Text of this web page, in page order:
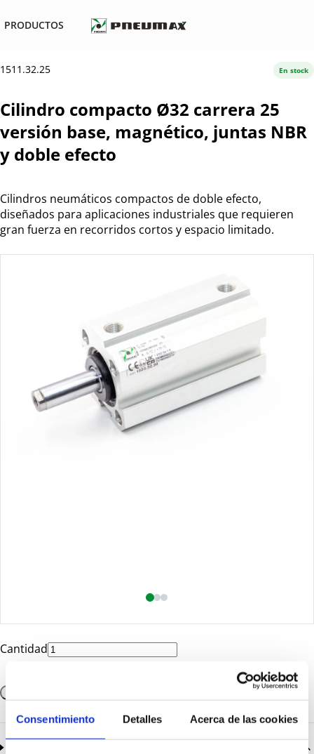
Consentimiento Detalles Acerca de las cookies
PRODUCTOS
1511.32.25
Cilindro compacto Ø32 carrera 25
versión base, magnético, juntas NBR
y doble efecto
Cilindros neumáticos compactos de doble efecto,
diseñados para aplicaciones industriales que requieren
gran fuerza en recorridos cortos y espacio limitado.
En stock
Cantidad